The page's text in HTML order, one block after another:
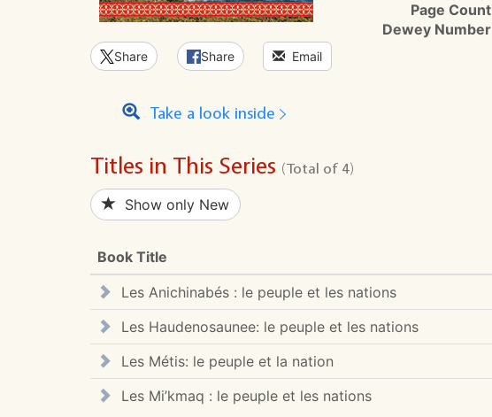
Share Share Email
Take a look inside
Page Count
Dewey Number
Titles in This Series (Total of 4)
Show only New
Book Title
Les Anichinabés : le peuple et les nations
Les Haudenosaunee: le peuple et les nations
Les Métis: le peuple et la nation
Les Mi’kmaq : le peuple et les nations